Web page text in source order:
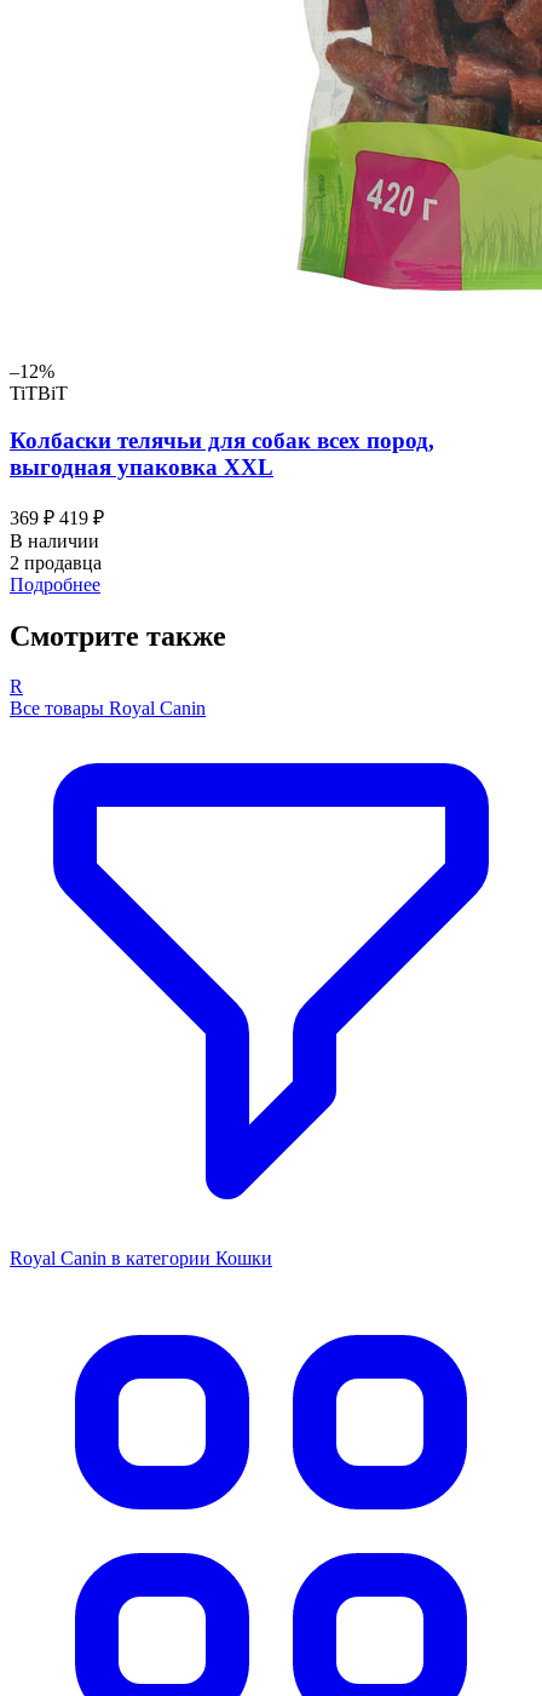
–12%
TiTBiT
Колбаски телячьи для собак всех пород,
выгодная упаковка XXL
369 ₽ 419 ₽
В наличии
2 продавца
Подробнее
Смотрите также
R
Все товары Royal Canin
Royal Canin в категории Кошки